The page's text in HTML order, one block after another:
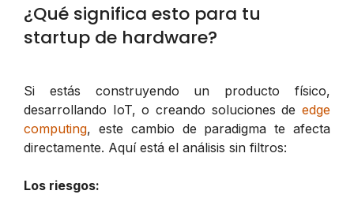
¿Qué significa esto para tu
startup de hardware?
Si estás construyendo un producto físico,
desarrollando IoT, o creando soluciones de edge
computing, este cambio de paradigma te afecta
directamente. Aquí está el análisis sin filtros:
Los riesgos: